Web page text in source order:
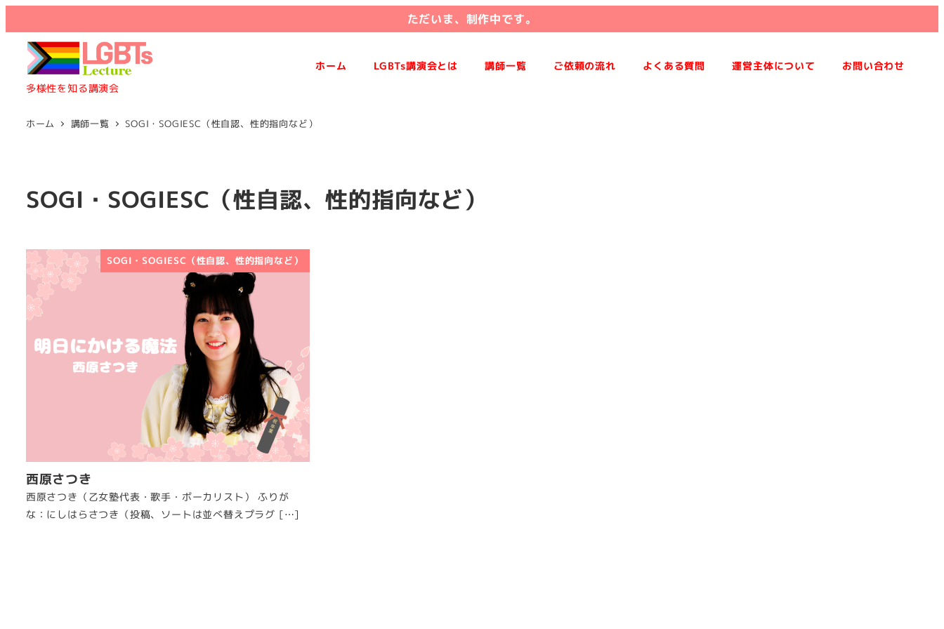
ただいま、制作中です。
多様性を知る講演会
ホーム LGBTs講演会とは 講師一覧 ご依頼の流れ よくある質問 運営主体について お問い合わせ
ホーム 講師一覧 SOGI・SOGIESC（性自認、性的指向など）
SOGI・SOGIESC（性自認、性的指向など）
SOGI・SOGIESC（性自認、性的指向など）
西原さつき
西原さつき（乙女塾代表・歌手・ボーカリスト） ふりが
な：にしはらさつき（投稿、ソートは並べ替えプラグ […]